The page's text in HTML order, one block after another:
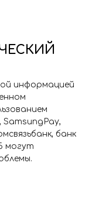
информацией
SamsungPay,
банк
могут